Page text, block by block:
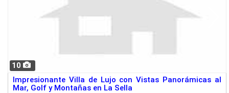
10
Impresionante Villa de Lujo con Vistas Panorámicas al
Mar, Golf y Montañas en La Sella